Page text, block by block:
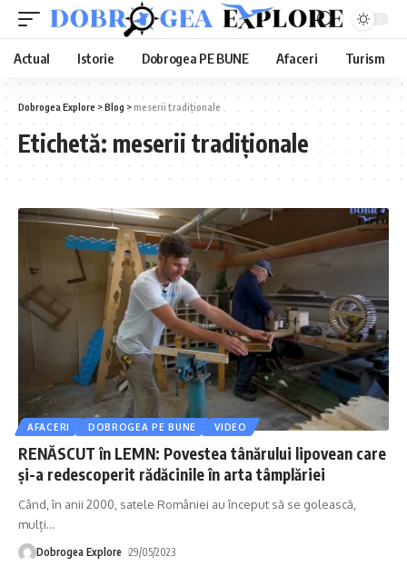
Actual Istorie Dobrogea PE BUNE Afaceri Turism
Dobrogea Explore >Blog >meserii tradiționale
Etichetă: meserii tradiționale
AFACERI DOBROGEA PE BUNE VIDEO
RENĂSCUT în LEMN: Povestea tânărului lipovean care
și-a redescoperit rădăcinile în arta tâmplăriei
Când, în anii 2000, satele României au început să se golească,
mulți…
Dobrogea Explore 29/05/2023